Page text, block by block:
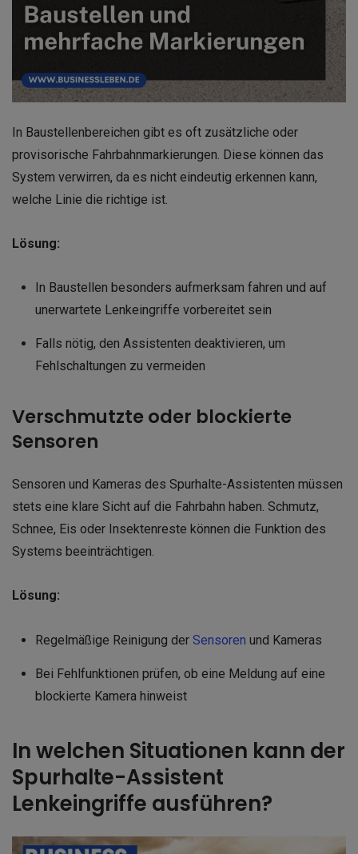
In Baustellenbereichen gibt es oft zusätzliche oder
provisorische Fahrbahnmarkierungen. Diese können das
System verwirren, da es nicht eindeutig erkennen kann,
welche Linie die richtige ist.
Lösung:
In Baustellen besonders aufmerksam fahren und auf
unerwartete Lenkeingriffe vorbereitet sein
Falls nötig, den Assistenten deaktivieren, um
Fehlschaltungen zu vermeiden
Verschmutzte oder blockierte
Sensoren
Sensoren und Kameras des Spurhalte-Assistenten müssen
stets eine klare Sicht auf die Fahrbahn haben. Schmutz,
Schnee, Eis oder Insektenreste können die Funktion des
Systems beeinträchtigen.
Lösung:
Regelmäßige Reinigung der Sensoren und Kameras
Bei Fehlfunktionen prüfen, ob eine Meldung auf eine
blockierte Kamera hinweist
In welchen Situationen kann der
Spurhalte-Assistent
Lenkeingriffe ausführen?